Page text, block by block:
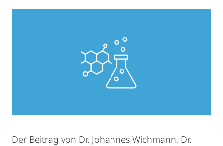
Der Beitrag von Dr. Johannes Wichmann, Dr.